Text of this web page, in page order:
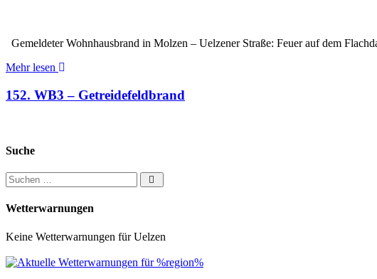
Gemeldeter Wohnhausbrand in Molzen – Uelzener Straße: Feuer auf dem
Mehr lesen
152. WB3 – Getreidefeldbrand
Suche
Suchen nach:
Wetterwarnungen
Keine Wetterwarnungen für Uelzen